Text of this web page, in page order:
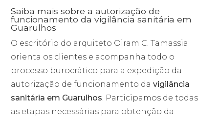
Saiba mais sobre a autorização de
funcionamento da vigilância sanitária em
Guarulhos
O escritório do arquiteto Oiram C. Tamassia
orienta os clientes e acompanha todo o
processo burocrático para a expedição da
autorização de funcionamento davigilância
sanitária em Guarulhos. Participamos de todas
as etapas necessárias para obtenção da